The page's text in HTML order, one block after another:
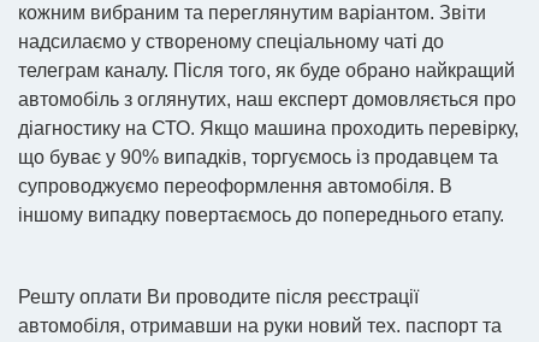
кожним вибраним та переглянутим варіантом. Звіти
надсилаємо у створеному спеціальному чаті до
телеграм каналу. Після того, як буде обрано найкращий
автомобіль з оглянутих, наш експерт домовляється про
діагностику на СТО. Якщо машина проходить перевірку,
що буває у 90% випадків, торгуємось із продавцем та
супроводжуємо переоформлення автомобіля. В
іншому випадку повертаємось до попереднього етапу.
Решту оплати Ви проводите після реєстрації
автомобіля, отримавши на руки новий тех. паспорт та